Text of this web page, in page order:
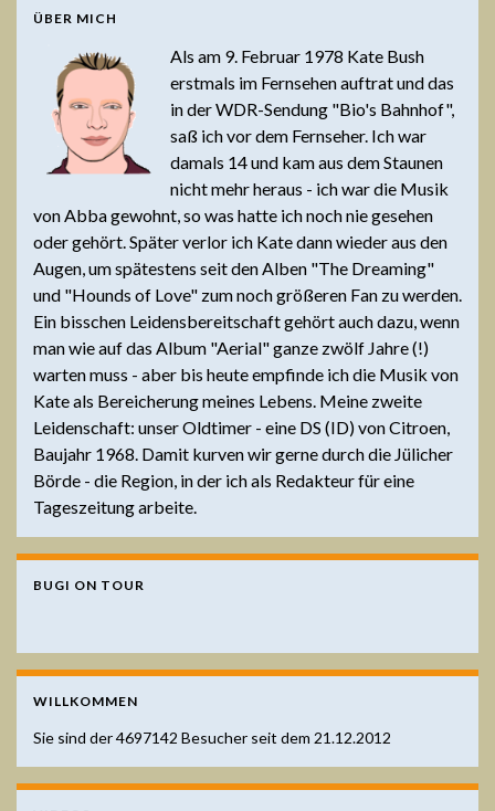
ÜBER MICH
Als am 9. Februar 1978 Kate Bush
erstmals im Fernsehen auftrat und das
in der WDR-Sendung "Bio's Bahnhof",
saß ich vor dem Fernseher. Ich war
damals 14 und kam aus dem Staunen
nicht mehr heraus - ich war die Musik
von Abba gewohnt, so was hatte ich noch nie gesehen
oder gehört. Später verlor ich Kate dann wieder aus den
Augen, um spätestens seit den Alben "The Dreaming"
und "Hounds of Love" zum noch größeren Fan zu werden.
Ein bisschen Leidensbereitschaft gehört auch dazu, wenn
man wie auf das Album "Aerial" ganze zwölf Jahre (!)
warten muss - aber bis heute empfinde ich die Musik von
Kate als Bereicherung meines Lebens. Meine zweite
Leidenschaft: unser Oldtimer - eine DS (ID) von Citroen,
Baujahr 1968. Damit kurven wir gerne durch die Jülicher
Börde - die Region, in der ich als Redakteur für eine
Tageszeitung arbeite.
BUGI ON TOUR
WILLKOMMEN
Sie sind der4697142 Besucher seit dem 21.12.2012